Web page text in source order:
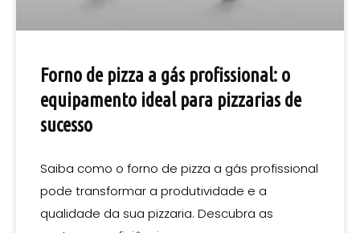
Forno de pizza a gás profissional: o
equipamento ideal para pizzarias de
sucesso
Saiba como o forno de pizza a gás profissional
pode transformar a produtividade e a
qualidade da sua pizzaria. Descubra as